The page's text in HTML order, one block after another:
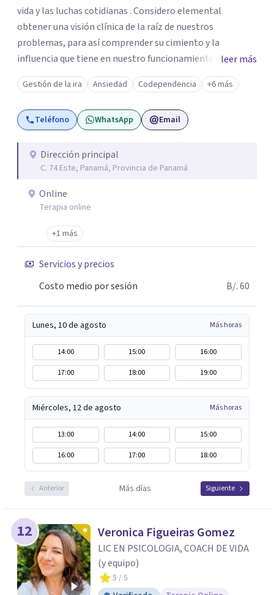
vida y las luchas cotidianas . Considero elemental
obtener una visión clínica de la raíz de nuestros
problemas, para así comprender su cimiento y la
influencia que tiene en nuestro funcionamiento. De
manera que, podamos librarnos de aquellos patrones que
ya no nos sirven y potenciar nuestro crecimiento
personal.
leer más
Gestión de la ira Ansiedad Codependencia +6 más
Teléfono WhatsApp Email
Dirección principal
C. 74 Este, Panamá, Provincia de Panamá
Online
Terapia online
+1 más
Servicios y precios
Costo medio por sesión
B/. 60
Lunes, 10 de agosto Más horas
14:00 15:00
16:00
17:00
18:00 19:00
Miércoles, 12 de agosto Más horas
13:00 14:00
15:00
16:00
17:00 18:00
Anterior Más días Siguiente
12 Veronica Figueiras Gomez
LIC EN PSICOLOGIA, COACH DE VIDA
(y equipo)
5 / 5